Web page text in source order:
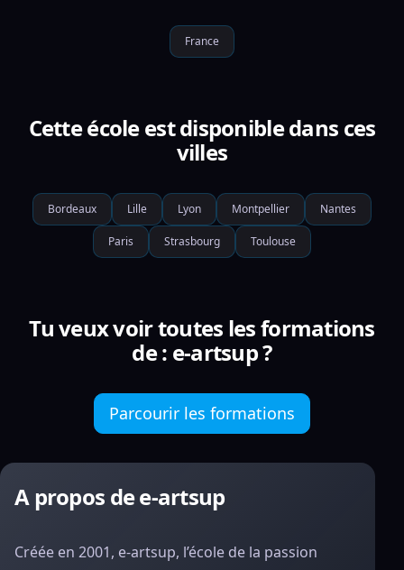
France
Cette école est disponible dans ces
villes
Bordeaux Lille Lyon Montpellier Nantes
Paris Strasbourg Toulouse
Tu veux voir toutes les formations
de : e-artsup ?
Parcourir les formations
A propos de e-artsup
Créée en 2001, e-artsup, l’école de la passion